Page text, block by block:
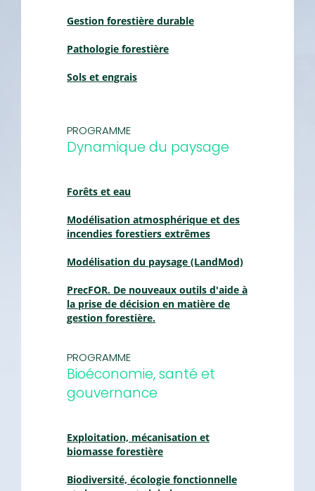
Gestion forestière durable
Pathologie forestière
Sols et engrais
PROGRAMME
Dynamique du paysage
Forêts et eau
Modélisation atmosphérique et des
incendies forestiers extrêmes
Modélisation du paysage (LandMod)
PrecFOR. De nouveaux outils d'aide à
la prise de décision en matière de
gestion forestière.
PROGRAMME
Bioéconomie, santé et
gouvernance
Exploitation, mécanisation et
biomasse forestière
Biodiversité, écologie fonctionnelle